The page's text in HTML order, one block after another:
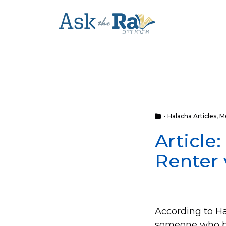
- Halacha Articles,
Article:
Renter
According to